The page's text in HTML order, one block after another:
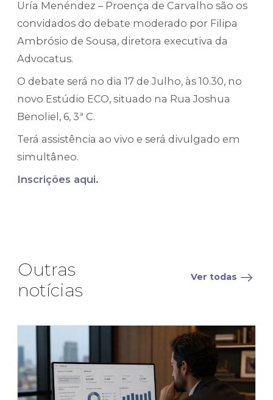
Uría Menéndez – Proença de Carvalho são os
convidados do debate moderado por Filipa
Ambrósio de Sousa, diretora executiva da
Advocatus.
O debate será no dia 17 de Julho, às 10.30, no
novo Estúdio ECO,situado na Rua Joshua
Benoliel, 6, 3ª C.
Terá assistência ao vivo e será divulgado em
simultâneo.
Inscrições aqui.
Outras
notícias
Ver todas